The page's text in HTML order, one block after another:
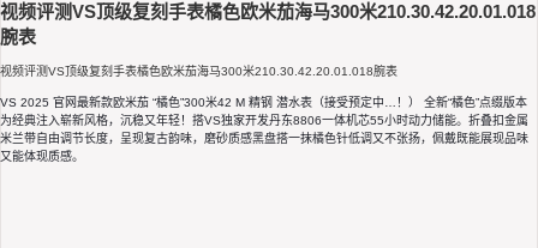
视频评测VS顶级复刻手表橘色欧米茄海马300米210.30.42.20.01.018
腕表
视频评测VS顶级复刻手表橘色欧米茄海马300米210.30.42.20.01.018腕表
VS 2025 官网最新款欧米茄 “橘色”300米42 M 精钢 潜水表（接受预定中…！） 全新“橘色”点缀版本
为经典注入崭新风格，沉稳又年轻！搭VS独家开发丹东8806一体机芯55小时动力储能。折叠扣金属
米兰带自由调节长度，呈现复古韵味，磨砂质感黑盘搭一抹橘色针低调又不张扬，佩戴既能展现品味
又能体现质感。